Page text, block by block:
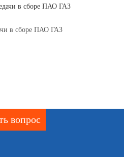
в сборе ПАО ГАЗ
вопрос